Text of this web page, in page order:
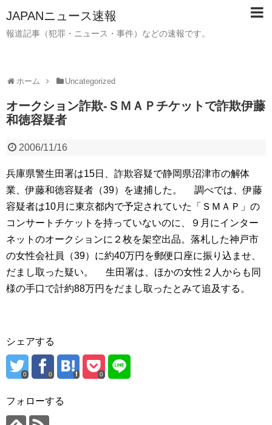
JAPANニュース速報
報道記事（犯罪・ニュース・事件）などの速報です。
ホーム Uncategorized
オークション詐欺-ＳＭＡＰチケットで詐欺伊藤
和徳容疑者
2006/11/16
兵庫県警生田署は15日、詐欺容疑で静岡県沼津市の解体
業、伊藤和徳容疑者（39）を逮捕した。 調べでは、伊藤
容疑者は10月に東京都内で予定されていた「ＳＭＡＰ」の
コンサートチケットを持っていないのに、９月にインター
ネットのオークションに２枚を架空出品。落札した神戸市
の女性会社員（39）に約40万円を郵便口座に振り込ませ、
だまし取った疑い。 生田署は、ほかの女性２人からも同
様の手口で計約88万円をだまし取ったとみて追及する。
シェアする
0 0 0
フォローする